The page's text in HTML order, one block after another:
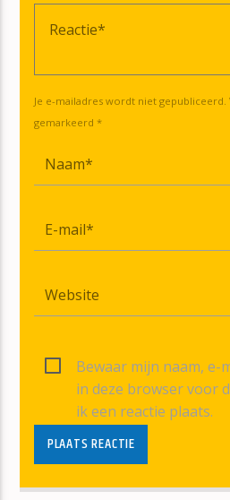
Je e-mailadres wordt niet
gemarkeerd *
Bewaar mijn naam, e-
in deze browser voor
ik een reactie plaats.